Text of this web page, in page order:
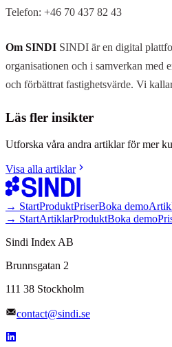
Telefon: +46 70 437 82 43
Om SINDI SINDI är en digital
organisationen och i samverkan
och förbättrat fastighetsvärde. Vi
Läs fler insikter
Utforska våra andra artiklar för mer
Visa alla artiklar
→ StartProduktPriserBoka demo
→ StartArtiklarProduktBoka demo
Sindi Index AB
Brunnsgatan 2
111 38 Stockholm
contact@sindi.se